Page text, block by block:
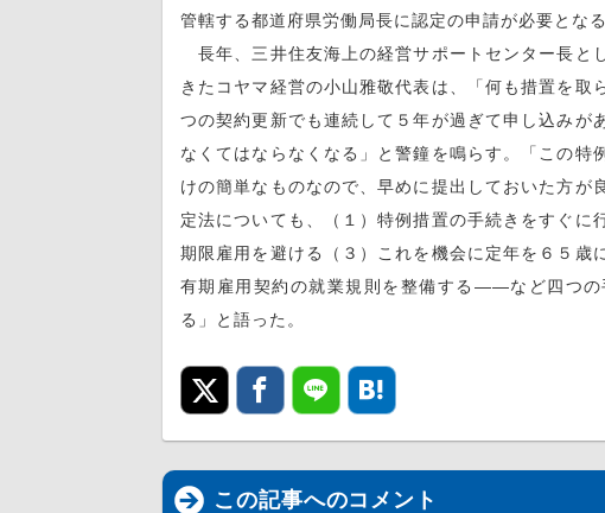
管轄する都道府県労働局長に認定の申請が必要となる
長年、三井住友海上の経営サポートセンター長と
きたコヤマ経営の小山雅敬代表は、「何も措置を
つの契約更新でも連続して５年が過ぎて申し込みが
なくてはならなくなる」と警鐘を鳴らす。「この
けの簡単なものなので、早めに提出しておいた方
定法についても、（１）特例措置の手続きをすぐ
期限雇用を避ける（３）これを機会に定年を６５歳
有期雇用契約の就業規則を整備する――など四つ
る」と語った。
この記事へのコメント